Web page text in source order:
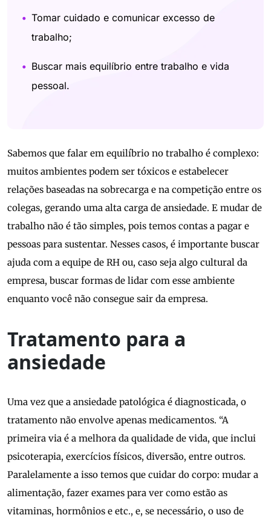
Tomar cuidado e comunicar excesso de
trabalho;
Buscar mais equilíbrio entre trabalho e vida
pessoal.
Sabemos que falar em equilíbrio no trabalho é complexo:
muitos ambientes podem ser tóxicos e estabelecer
relações baseadas na sobrecarga e na competição entre os
colegas, gerando uma alta carga de ansiedade. E mudar de
trabalho não é tão simples, pois temos contas a pagar e
pessoas para sustentar. Nesses casos, é importante buscar
ajuda com a equipe de RH ou, caso seja algo cultural da
empresa, buscar formas de lidar com esse ambiente
enquanto você não consegue sair da empresa.
Tratamento para a
ansiedade
Uma vez que a ansiedade patológica é diagnosticada, o
tratamento não envolve apenas medicamentos. “A
primeira via é a melhora da qualidade de vida, que inclui
psicoterapia, exercícios físicos, diversão, entre outros.
Paralelamente a isso temos que cuidar do corpo: mudar a
alimentação, fazer exames para ver como estão as
vitaminas, hormônios e etc., e, se necessário, o uso de